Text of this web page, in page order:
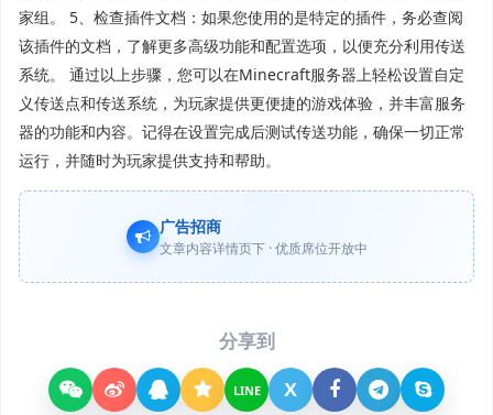
家组。 5、检查插件文档：如果您使用的是特定的插件，务必查阅
该插件的文档，了解更多高级功能和配置选项，以便充分利用传送
系统。 通过以上步骤，您可以在Minecraft服务器上轻松设置自定
义传送点和传送系统，为玩家提供更便捷的游戏体验，并丰富服务
器的功能和内容。记得在设置完成后测试传送功能，确保一切正常
运行，并随时为玩家提供支持和帮助。
广告招商
文章内容详情页下 · 优质席位开放中
分享到
LINE X